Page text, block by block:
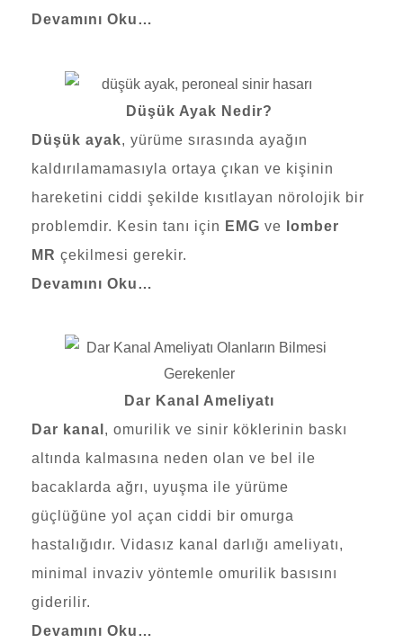
Devamını Oku…
Düşük Ayak Nedir?
Düşük ayak, yürüme sırasında ayağın
kaldırılamamasıyla ortaya çıkan ve kişinin
hareketini ciddi şekilde kısıtlayan nörolojik bir
problemdir. Kesin tanı için EMG ve
lomber
MR çekilmesi gerekir.
Devamını Oku…
Dar Kanal Ameliyatı
Dar kanal , omurilik ve sinir köklerinin baskı
altında kalmasına neden olan ve bel ile
bacaklarda ağrı, uyuşma ile yürüme
güçlüğüne yol açan ciddi bir omurga
hastalığıdır. Vidasız kanal darlığı ameliyatı,
minimal invaziv yöntemle omurilik basısını
giderilir.
Devamını Oku…